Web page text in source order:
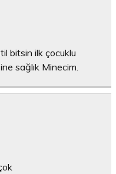
bitsin ilk çocuklu
sağlık Minecim.